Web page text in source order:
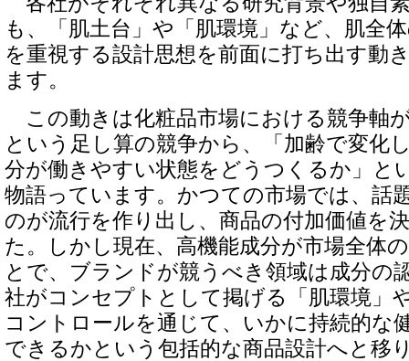
も、「肌土台」や「肌環境」など、肌全
を重視する設計思想を前面に打ち出す動
ます。
この動きは化粧品市場における競争軸
という足し算の競争から、「加齢で変化
分が働きやすい状態をどうつくるか」と
物語っています。かつての市場では、話
のが流行を作り出し、商品の付加価値を
た。しかし現在、高機能成分が市場全体
とで、ブランドが競うべき領域は成分の
社がコンセプトとして掲げる「肌環境」
コントロールを通じて、いかに持続的な
できるかという包括的な商品設計へと移